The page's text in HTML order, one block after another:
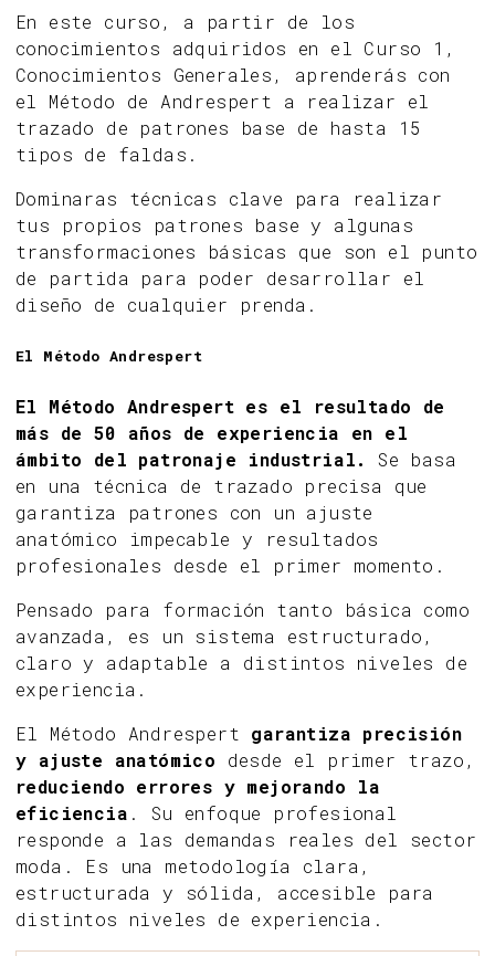
En este curso, a partir de los
conocimientos adquiridos en el Curso 1,
Conocimientos Generales, aprenderás con
el Método de Andrespert a realizar el
trazado de patrones base de hasta 15
tipos de faldas.
Dominaras técnicas clave para realizar
tus propios patrones base y algunas
transformaciones básicas que son el punto
de partida para poder desarrollar el
diseño de cualquier prenda.
El Método Andrespert
El Método Andrespert es el resultado de
más de 50 años de experiencia en el
ámbito del patronaje industrial.
Se basa
en una técnica de trazado precisa que
garantiza patrones con un ajuste
anatómico impecable y resultados
profesionales desde el primer momento.
Pensado para formación tanto básica como
avanzada, es un sistema estructurado,
claro y adaptable a distintos niveles de
experiencia.
El Método Andrespert garantiza precisión
y ajuste anatómico desde el primer trazo,
reduciendo errores y mejorando la
eficiencia . Su enfoque profesional
responde a las demandas reales del sector
moda. Es una metodología clara,
estructurada y sólida, accesible para
distintos niveles de experiencia.